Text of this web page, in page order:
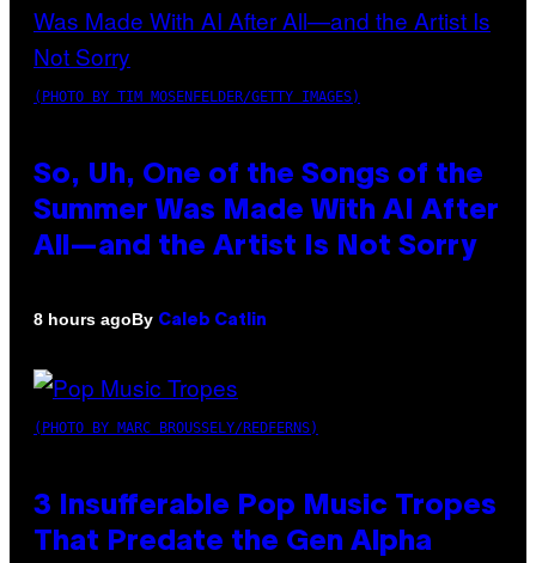
(PHOTO BY TIM MOSENFELDER/GETTY IMAGES)
So, Uh, One of the Songs of the
Summer Was Made With AI After
All—and the Artist Is Not Sorry
8 hours agoBy Caleb Catlin
(PHOTO BY MARC BROUSSELY/REDFERNS)
3 Insufferable Pop Music Tropes
That Predate the Gen Alpha